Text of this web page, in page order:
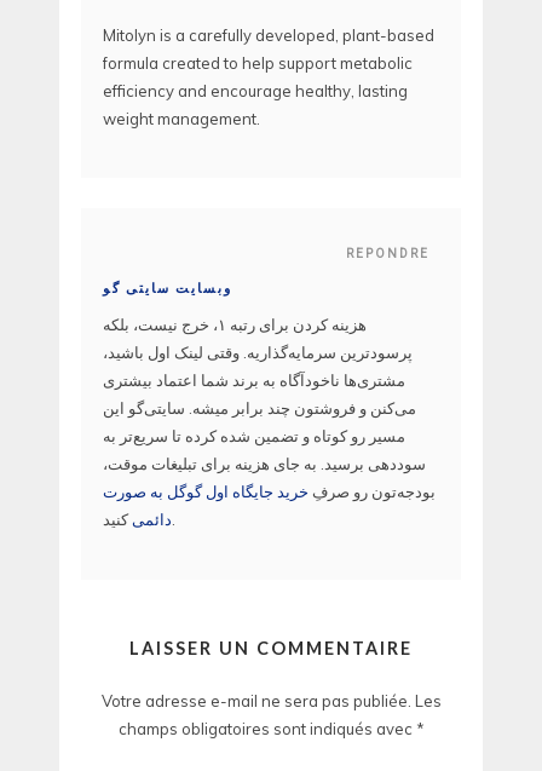
Mitolyn is a carefully developed, plant-based
formula created to help support metabolic
efficiency and encourage healthy, lasting
weight management.
REPONDRE
وبسایت سایتی گو
هزینه کردن برای رتبه ۱، خرج نیست، بلکه
پرسودترین سرمایه‌گذاریه. وقتی لینک اول باشید،
مشتری‌ها ناخودآگاه به برند شما اعتماد بیشتری
می‌کنن و فروشتون چند برابر میشه. سایتی‌گو این
مسیر رو کوتاه و تضمین شده کرده تا سریع‌تر به
سوددهی برسید. به جای هزینه برای تبلیغات موقت،
بودجه‌تون رو صرفِ خرید جایگاه اول گوگل به صورت
دائمیکنید.
LAISSER UN COMMENTAIRE
Votre adresse e-mail ne sera pas publiée. Les
champs obligatoires sont indiqués avec *